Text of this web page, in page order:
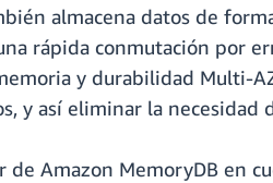
almacena datos de
rápida conmutación por
y durabilidad Multi-
y así eliminar la
de Amazon MemoryDB en